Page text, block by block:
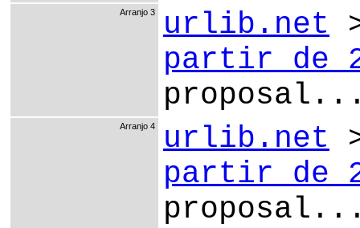
Arranjo 3 urlib.net
partir de
Arranjo 4 urlib.net
partir de